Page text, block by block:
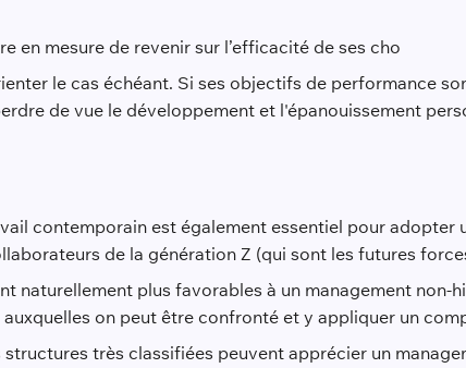
en mesure de revenir sur l’efficacité de ses cho
le cas échéant. Si ses objectifs de performance
de vue le développement et l'épanouissement
contemporain est également essentiel pour adopter
de la génération Z (qui sont les futures
naturellement plus favorables à un management non-
auxquelles on peut être confronté et y appliquer un
très classifiées peuvent apprécier un